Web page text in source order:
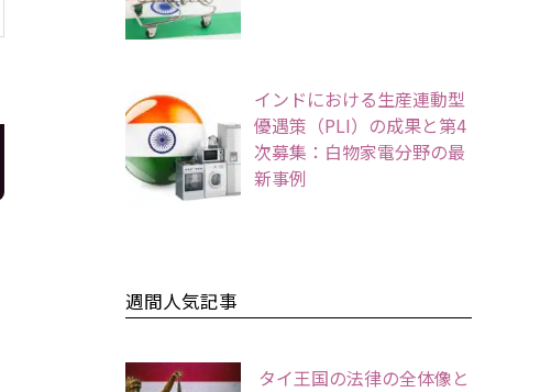
インドにおける生産連動型
優遇策（PLI）の成果と第4
次募集：白物家電分野の最
新事例
週間人気記事
タイ王国の法律の全体像と